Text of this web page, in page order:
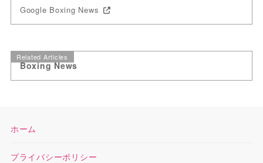
Google Boxing News
Related Articles
Boxing News
ホーム
プライバシーポリシー